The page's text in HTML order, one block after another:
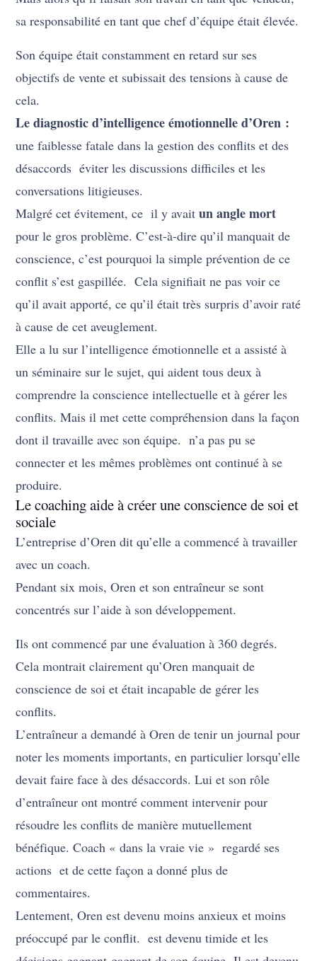
sa responsabilité en tant que chef d’équipe était élevée.
Son équipe était constamment en retard sur ses
objectifs de vente et subissait des tensions à cause de
cela.
Le diagnostic d’intelligence émotionnelle d’Oren :
une faiblesse fatale dans la gestion des conflits et des
désaccords éviter les discussions difficiles et les
conversations litigieuses.
Malgré cet évitement, ce il y avaitun angle mort
pour le gros problème.C’est-à-dire qu’il manquait de
conscience, c’est pourquoi la simple prévention de ce
conflit s’est gaspillée. Cela signifiait ne pas voir ce
qu’il avait apporté, ce qu’il était très surpris d’avoir raté
à cause de cet aveuglement.
Elle a lu sur l’intelligence émotionnelle et a assisté à
un séminaire sur le sujet, qui aident tous deux à
comprendre la conscience intellectuelle et à gérer les
conflits.Mais il met cette compréhension dans la façon
dont il travaille avec son équipe. n’a pas pu se
connecter et les mêmes problèmes ont continué à se
produire.
Le coaching aide à créer une conscience de soi et
sociale
L’entreprise d’Oren dit qu’elle a commencé à travailler
avec un coach.
Pendant six mois, Oren et son entraîneur se sont
concentrés sur l’aide à son développement.
Ils ont commencé par une évaluation à 360 degrés.
Cela montrait clairement qu’Oren manquait de
conscience de soi et était incapable de gérer les
conflits.
L’entraîneur a demandé à Oren de tenir un journal pour
noter les moments importants, en particulier lorsqu’elle
devait faire face à des désaccords. Lui et son rôle
d’entraîneur ont montré comment intervenir pour
résoudre les conflits de manière mutuellement
bénéfique. Coach « dans la vraie vie » regardé ses
actions et de cette façon a donné plus de
commentaires.
Lentement, Oren est devenu moins anxieux et moins
préoccupé par le conflit. est devenu timide et les